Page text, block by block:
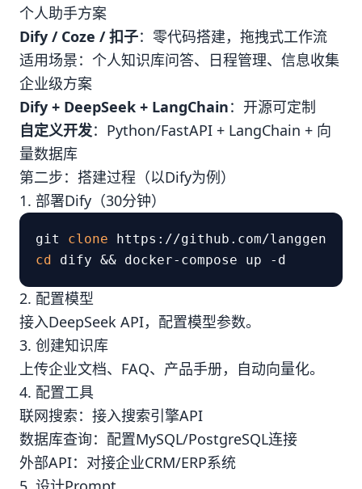
个人助手方案
Dify / Coze / 扣子：零代码搭建，拖拽式工作流
适用场景：个人知识库问答、日程管理、信息收集
企业级方案
Dify + DeepSeek + LangChain：开源可定制
自定义开发：Python/FastAPI + LangChain + 向
量数据库
第二步：搭建过程（以Dify为例）
1. 部署Dify（30分钟）
git clone
cd
2. 配置模型
接入DeepSeek API，配置模型参数。
3. 创建知识库
上传企业文档、FAQ、产品手册，自动向量化。
4. 配置工具
联网搜索：接入搜索引擎API
数据库查询：配置MySQL/PostgreSQL连接
外部API：对接企业CRM/ERP系统